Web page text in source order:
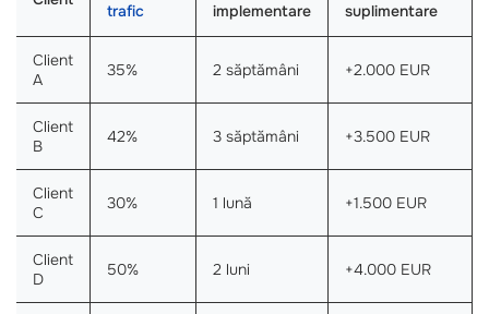
trafic
implementare
suplimentare
Client
A
35% 2 săptămâni +2.000 EUR
Client
B
42% 3 săptămâni +3.500 EUR
Client
C
30% 1 lună +1.500 EUR
Client
D
50% 2 luni +4.000 EUR